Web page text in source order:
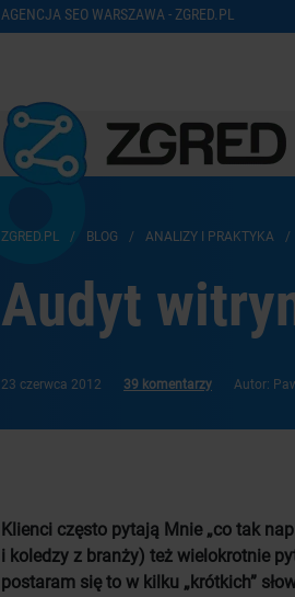
AGENCJA SEO WARSZAWA - ZGRED.PL
ZGRED.PL / BLOG / ANALIZY I PRAKTYKA /
Audyt
23 czerwca 2012 39 komentarzy Autor:
Klienci często pytają Mnie „co tak
i koledzy z branży) też wielokrotnie
postaram się to w kilku „krótkich”